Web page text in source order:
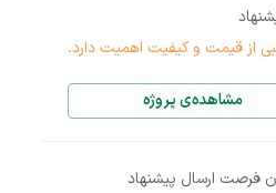
از قیمت و کیفیت اهمیت دارد.
مشاهده‌ی پروژه
فرصت ارسال پیشنهاد